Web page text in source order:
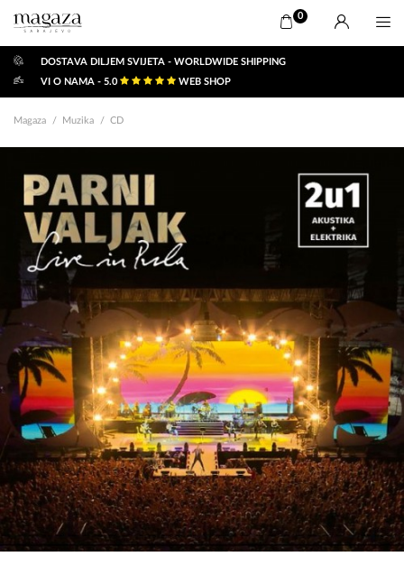
0
DOSTAVA DILJEM SVIJETA - WORLDWIDE SHIPPING
VI O NAMA - 5.0
WEB SHOP
Magaza Muzika CD